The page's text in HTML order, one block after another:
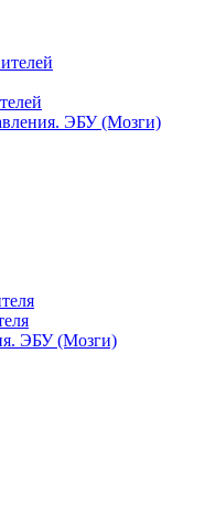
ЭБУ (Мозги)
ЭБУ (Мозги)